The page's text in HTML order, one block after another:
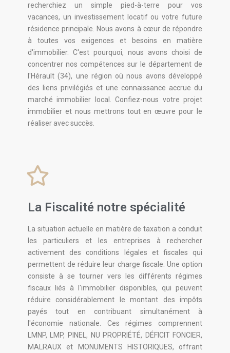
recherchiez un simple pied-à-terre pour vos
vacances, un investissement locatif ou votre future
résidence principale. Nous avons à cœur de répondre
à toutes vos exigences et besoins en matière
d'immobilier. C'est pourquoi, nous avons choisi de
concentrer nos compétences sur le département de
l'Hérault (34), une région où nous avons développé
des liens privilégiés et une connaissance accrue du
marché immobilier local. Confiez-nous votre projet
immobilier et nous mettrons tout en œuvre pour le
réaliser avec succès.
La Fiscalité notre spécialité
La situation actuelle en matière de taxation a conduit
les particuliers et les entreprises à rechercher
activement des conditions légales et fiscales qui
permettent de réduire leur charge fiscale. Une option
consiste à se tourner vers les différents régimes
fiscaux liés à l'immobilier disponibles, qui peuvent
réduire considérablement le montant des impôts
payés tout en contribuant simultanément à
l'économie nationale. Ces régimes comprennent
LMNP, LMP, PINEL, NU PROPRIÉTÉ, DÉFICIT FONCIER,
MALRAUX et MONUMENTS HISTORIQUES, offrant